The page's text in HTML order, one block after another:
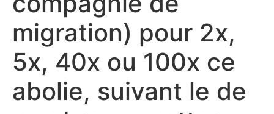
migration) pour 2x,
5x, 40x ou 100x ce
abolie, suivant le de